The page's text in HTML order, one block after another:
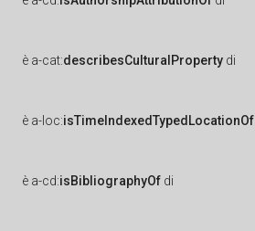
è a-cat:describesCulturalProperty di
è a-loc:isTimeIndexedTypedLocationOf
è a-cd:isBibliographyOf di